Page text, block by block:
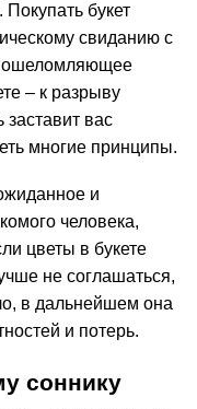
букет
свиданию с
ошеломляющее
– к разрыву
вас
многие принципы.
и
человека,
цветы в букете
не соглашаться,
в дальнейшем она
и потерь.
соннику